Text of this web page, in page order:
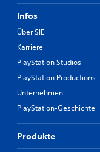
Infos
Über SIE
Karriere
PlayStation Studios
PlayStation Productions
Unternehmen
PlayStation-Geschichte
Produkte